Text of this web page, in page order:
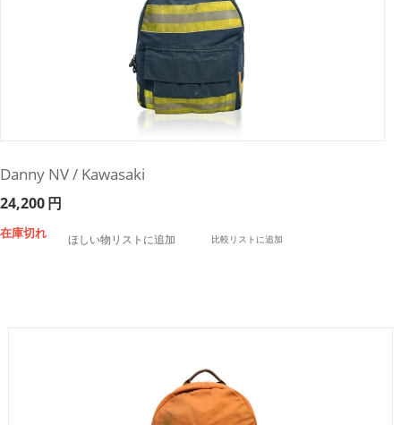
Danny NV / Kawasaki
24,200円
在庫切れ ほしい物リストに追加 比較リストに追加